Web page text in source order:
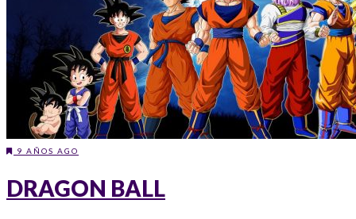
9 AÑOS AGO
DRAGON BALL